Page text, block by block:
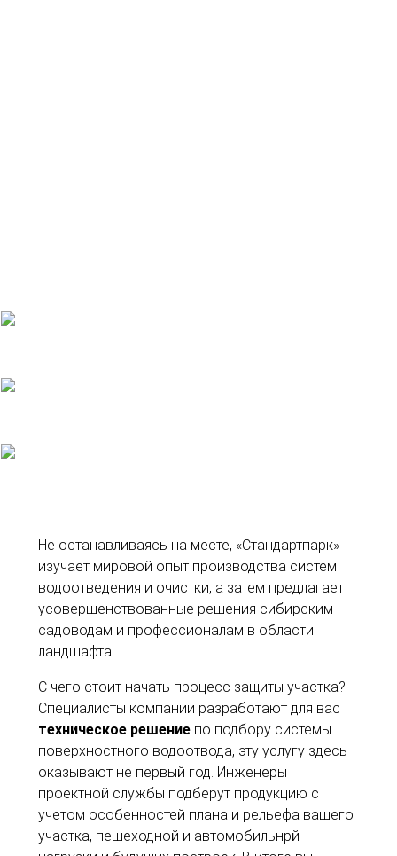
Не останавливаясь на месте, «Стандартпарк»
изучает мировой опыт производства систем
водоотведения и очистки, а затем предлагает
усовершенствованные решения сибирским
садоводам и профессионалам в области
ландшафта.
С чего стоит начать процесс защиты участка?
Специалисты компании разработают для вас
техническое решение по подбору системы
поверхностного водоотвода, эту услугу здесь
оказывают не первый год. Инженеры
проектной службы подберут продукцию с
учетом особенностей плана и рельефа вашего
участка, пешеходной и автомобильнрй